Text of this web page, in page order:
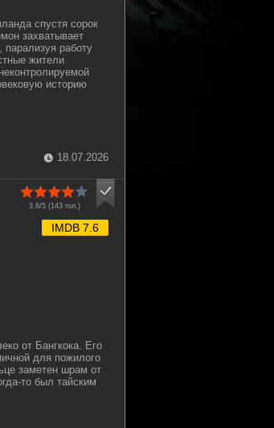
спустя сорок
захватывает
парализуя работу
жители
историю
18.07.2026
3.8/5 (143гол.)
IMDB 7.6
от Бангкока. Его
для пожилого
заметен шрам от
то был тайским